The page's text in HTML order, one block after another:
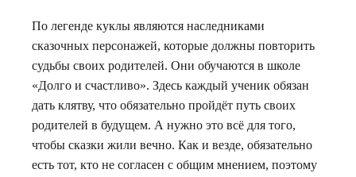
По легенде куклы являются наследниками
сказочных персонажей, которые должны повторить
судьбы своих родителей. Они обучаются в школе
«Долго и счастливо». Здесь каждый ученик обязан
дать клятву, что обязательно пройдёт путь своих
родителей в будущем. А нужно это всё для того,
чтобы сказки жили вечно. Как и везде, обязательно
есть тот, кто не согласен с общим мнением, поэтому